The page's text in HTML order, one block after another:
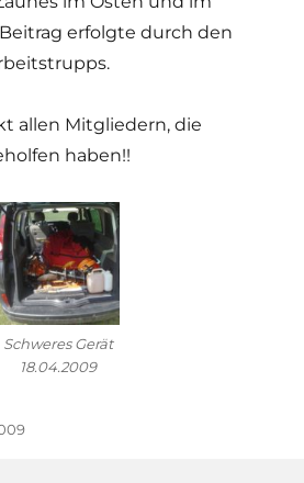
erfolgte durch den
allen Mitgliedern, die
haben!!
Schweres Gerät
18.04.2009